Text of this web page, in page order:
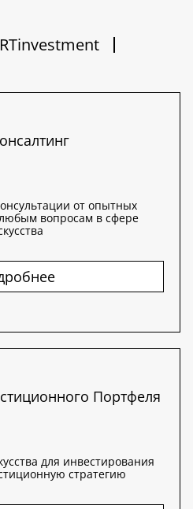
от опытных
любым вопросам в сфере
Портфеля
для инвестирования
стратегию